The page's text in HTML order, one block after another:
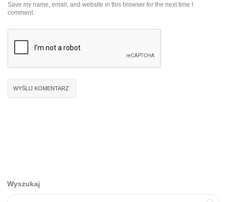
Save my name, email, and website in this browser for the next time I
comment.
Wyszukaj